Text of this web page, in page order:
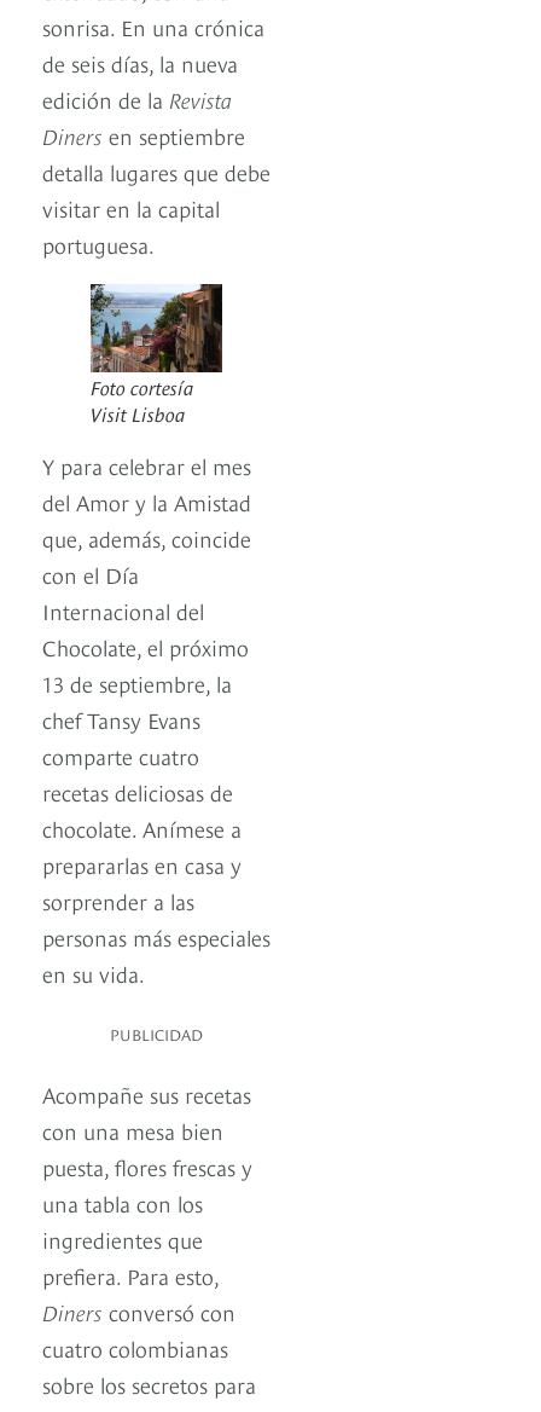
sonrisa. En una crónica
de seis días, la nueva
edición de la Revista
Diners en septiembre
detalla lugares que debe
visitar en la capital
portuguesa.
Foto cortesía
Visit Lisboa
Y para celebrar el mes
del Amor y la Amistad
que, además, coincide
con el Día
Internacional del
Chocolate, el próximo
13 de septiembre, la
chef Tansy Evans
comparte cuatro
recetas deliciosas de
chocolate. Anímese a
prepararlas en casa y
sorprender a las
personas más especiales
en su vida.
PUBLICIDAD
Acompañe sus recetas
con una mesa bien
puesta, flores frescas y
una tabla con los
ingredientes que
prefiera. Para esto,
Diners conversó con
cuatro colombianas
sobre los secretos para